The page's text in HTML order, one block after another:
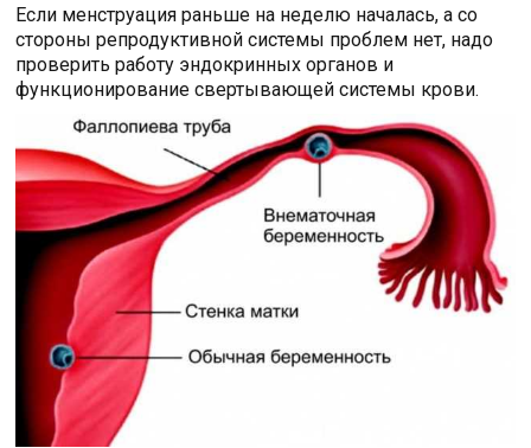
Если менструация раньше на неделю началась, а со
стороны репродуктивной системы проблем нет, надо
проверить работу эндокринных органов и
функционирование свертывающей системы крови.